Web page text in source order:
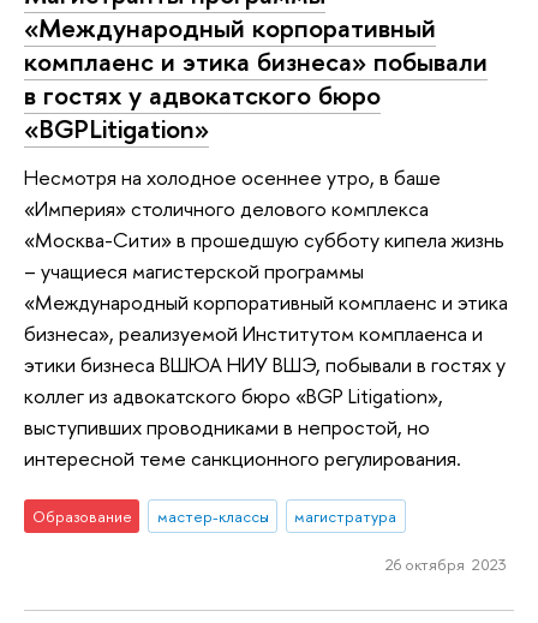
«Международный корпоративный
комплаенс и этика бизнеса» побывали
в гостях у адвокатского бюро
«BGPLitigation»
Несмотря на холодное осеннее утро, в баше
«Империя» столичного делового комплекса
«Москва-Сити» в прошедшую субботу кипела жизнь
– учащиеся магистерской программы
«Международный корпоративный комплаенс и этика
бизнеса», реализуемой Институтом комплаенса и
этики бизнеса ВШЮА НИУ ВШЭ, побывали в гостях у
коллег из адвокатского бюро «BGP Litigation»,
выступивших проводниками в непростой, но
интересной теме санкционного регулирования.
Образование мастер-классы магистратура
26 октября 2023